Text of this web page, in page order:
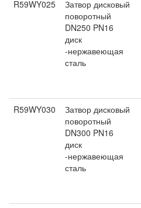
R59WY025
Затвор дисковый
поворотный
DN250 PN16
диск
-нержавеющая
сталь
R59WY030
Затвор дисковый
поворотный
DN300 PN16
диск
-нержавеющая
сталь